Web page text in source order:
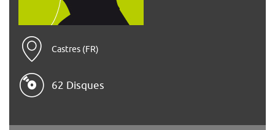
Castres (FR)
62 Disques